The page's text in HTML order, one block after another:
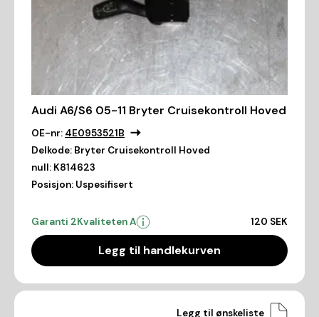
Audi A6/S6 05-11 Bryter Cruisekontroll Hoved
OE-nr: 4E0953521B
Delkode: Bryter Cruisekontroll Hoved
null: K814623
Posisjon: Uspesifisert
Garanti 2Kvaliteten A 120 SEK
Legg til handlekurven
Legg til ønskeliste